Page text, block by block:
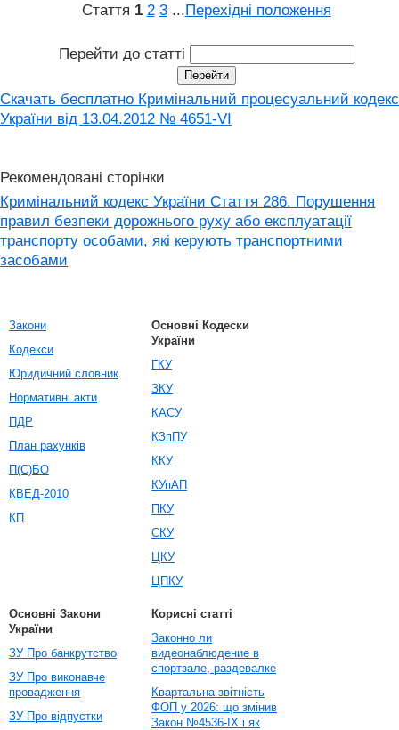
Стаття 1 2 3 ...Перехідні положення
Перейти до статті
Скачать бесплатно Кримінальний процесуальний кодекс
України від 13.04.2012 № 4651-VI
Рекомендовані сторінки
Кримінальний кодекс України Стаття 286. Порушення
правил безпеки дорожнього руху або експлуатації
транспорту особами, які керують транспортними
засобами
Закони
Кодекси
Юридичний словник
Нормативні акти
ПДР
План рахунків
П(С)БО
КВЕД-2010
КП
Основні Кодески
України
ГКУ
ЗКУ
КАСУ
КЗпПУ
ККУ
КУпАП
ПКУ
СКУ
ЦКУ
ЦПКУ
Основні Закони
України
ЗУ Про банкрутство
ЗУ Про виконавче
провадження
ЗУ Про відпустки
Корисні статті
Законно ли
видеонаблюдение в
спортзале, раздевалке
Квартальна звітність
ФОП у 2026: що змінив
Закон №4536-IX і як